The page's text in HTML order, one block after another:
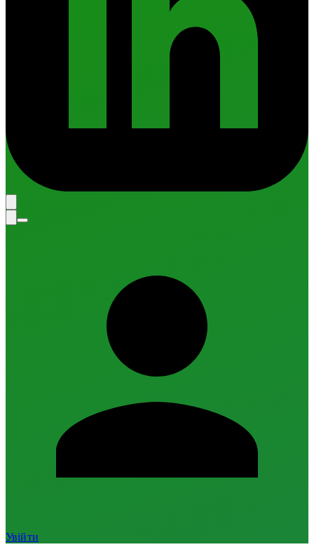
Увійти